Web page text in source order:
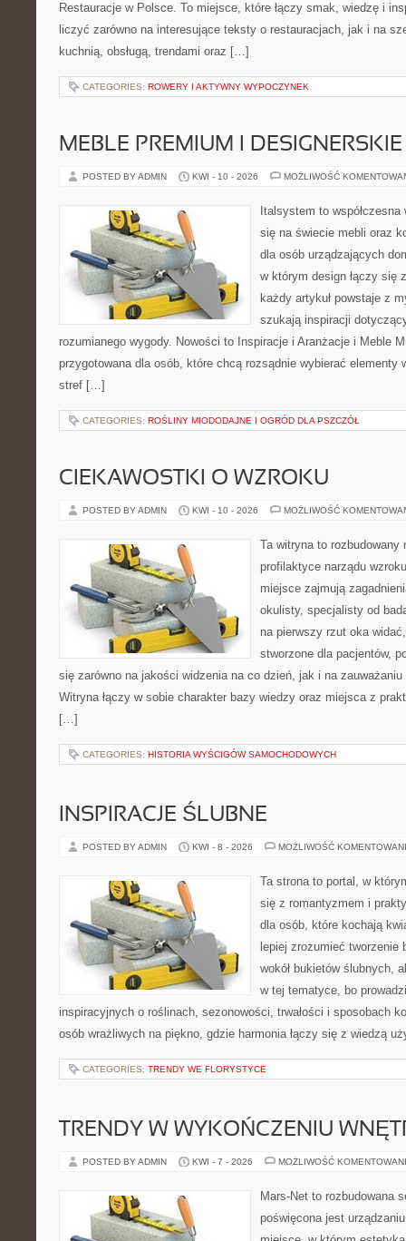
Restauracje w Polsce. To miejsce, które łączy smak, wiedzę i
liczyć zarówno na interesujące teksty o restauracjach, jak i na
kuchnią, obsługą, trendami oraz […]
CATEGORIES: ROWERY I AKTYWNY WYPOCZYNEK
MEBLE PREMIUM I DESIGNERSKIE
POSTED BY ADMIN KWI - 10 - 2026 MOŻLIWOŚĆ
Italsystem to
się na świecie mebli oraz
dla osób urządzających
w którym design łączy się
każdy artykuł powstaje z
szukają inspiracji
rozumianego wygody. Nowości to Inspiracje i Aranżacje i Meble
przygotowana dla osób, które chcą rozsądnie wybierać elementy
stref […]
CATEGORIES: ROŚLINY MIODODAJNE I OGRÓD DLA PSZCZÓŁ
CIEKAWOSTKI O WZROKU
POSTED BY ADMIN KWI - 10 - 2026 MOŻLIWOŚĆ
Ta witryna to rozbudowany
profilaktyce narządu
miejsce zajmują
okulisty, specjalisty od
na pierwszy rzut oka
stworzone dla pacjentów,
się zarówno na jakości widzenia na co dzień, jak i na
Witryna łączy w sobie charakter bazy wiedzy oraz miejsca z
[…]
CATEGORIES: HISTORIA WYŚCIGÓW SAMOCHODOWYCH
INSPIRACJE ŚLUBNE
POSTED BY ADMIN KWI - 8 - 2026 MOŻLIWOŚĆ
Ta strona to portal, w
się z romantyzmem i
dla osób, które kochają
lepiej zrozumieć tworzenie
wokół bukietów ślubnych,
w tej tematyce, bo
inspiracyjnych o roślinach, sezonowości, trwałości i sposobach
osób wrażliwych na piękno, gdzie harmonia łączy się z wiedzą
CATEGORIES: TRENDY WE FLORYSTYCE
TRENDY W WYKOŃCZENIU
POSTED BY ADMIN KWI - 7 - 2026 MOŻLIWOŚĆ
Mars-Net to rozbudowana
poświęcona jest